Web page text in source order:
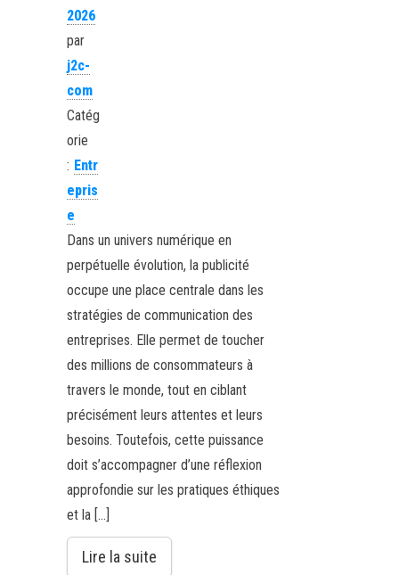
2026
par
j2c-
com
Catég
orie
: Entr
epris
e
Dans un univers numérique en
perpétuelle évolution, la publicité
occupe une place centrale dans les
stratégies de communication des
entreprises. Elle permet de toucher
des millions de consommateurs à
travers le monde, tout en ciblant
précisément leurs attentes et leurs
besoins. Toutefois, cette puissance
doit s’accompagner d’une réflexion
approfondie sur les pratiques éthiques
et la […]
Lire la suite